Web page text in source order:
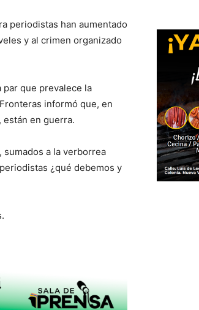
periodistas han aumentado
y al crimen organizado
par que prevalece la
informó que, en
en guerra.
sumados a la verborrea
¿qué debemos y